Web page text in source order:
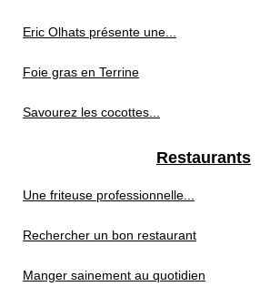
Eric Olhats présente une...
Foie gras en Terrine
Savourez les cocottes...
Restaurants
Une friteuse professionnelle...
Rechercher un bon restaurant
Manger sainement au quotidien